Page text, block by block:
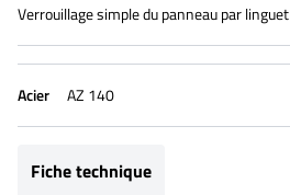
Verrouillage simple du panneau par linguet
Acier AZ 140
Fiche technique